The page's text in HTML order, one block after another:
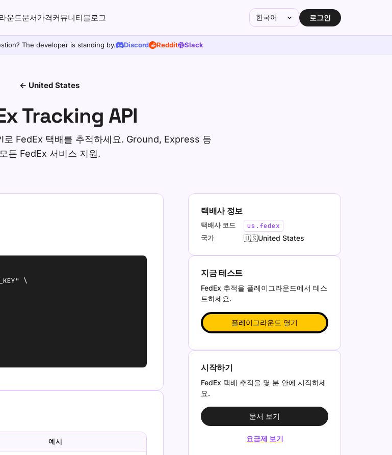
운드문서가격커뮤니티블로그 한국어 로그인
The developer is standing by. Discord Reddit Slack
← United States
Tracking API
FedEx 택배를 추적하세요. Ground, Express 등
모든 FedEx 서비스 지원.
\
예시
택배사 정보
택배사 코드 us.fedex
국가 🇺🇸United States
지금 테스트
FedEx 추적을 플레이그라운드에서 테스
트하세요.
플레이그라운드 열기
시작하기
FedEx 택배 추적을 몇 분 안에 시작하세
요.
문서 보기
요금제 보기